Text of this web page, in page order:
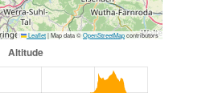
Leaflet|Map data ©OpenStreetMapcontributors